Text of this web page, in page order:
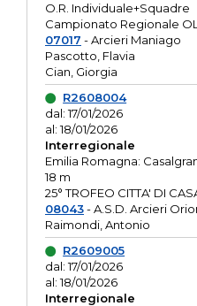
O.R. Individuale+Squadre
Campionato Regionale OL
07017 - Arcieri Maniago
Pascotto, Flavia
Cian, Giorgia
R2608004
dal: 17/01/2026
al: 18/01/2026
Interregionale
Emilia Romagna:
18 m
25° TROFEO CITTA' DI
08043- A.S.D. Arcieri
Raimondi, Antonio
R2609005
dal: 17/01/2026
al: 18/01/2026
Interregionale